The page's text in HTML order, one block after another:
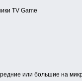
TV Game
или большие на